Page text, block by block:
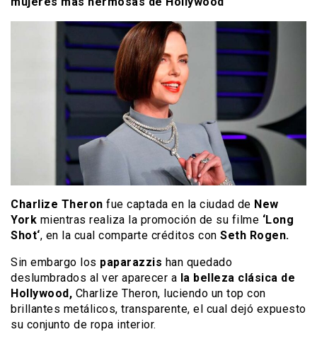
Charlize Theron fue captada en la ciudad de New
York mientras realiza la promoción de su filme ‘Long
Shot‘, en la cual comparte créditos con Seth Rogen.
Sin embargo los paparazzis han quedado
deslumbrados al ver aparecer a la belleza clásica de
Hollywood, Charlize Theron, luciendo un top con
brillantes metálicos, transparente, el cual dejó expuesto
su conjunto de ropa interior.